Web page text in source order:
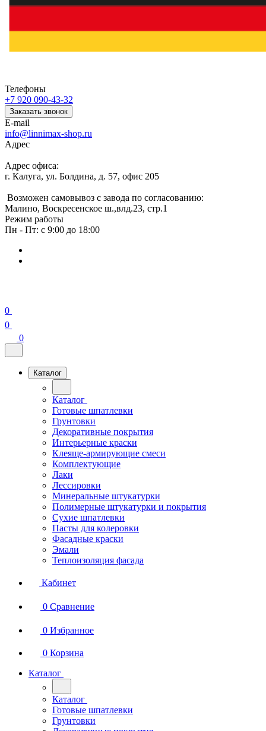
Телефоны
+7 920 090-43-32
Заказать звонок
E-mail
info@linnimax-shop.ru
Адрес
Адрес офиса:
г. Калуга, ул. Болдина, д. 57, офис 205
Возможен самовывоз с завода по согласованию:
Малино, Воскресенское ш.,влд.23, стр.1
Режим работы
Пн - Пт: с 9:00 до 18:00
0
0
0
Каталог
Каталог
Готовые шпатлевки
Грунтовки
Декоративные покрытия
Интерьерные краски
Клеяще-армирующие смеси
Комплектующие
Лаки
Лессировки
Минеральные штукатурки
Полимерные штукатурки и покрытия
Сухие шпатлевки
Пасты для колеровки
Фасадные краски
Эмали
Теплоизоляция фасада
Кабинет
0 Сравнение
0 Избранное
0 Корзина
Каталог
Каталог
Готовые шпатлевки
Грунтовки